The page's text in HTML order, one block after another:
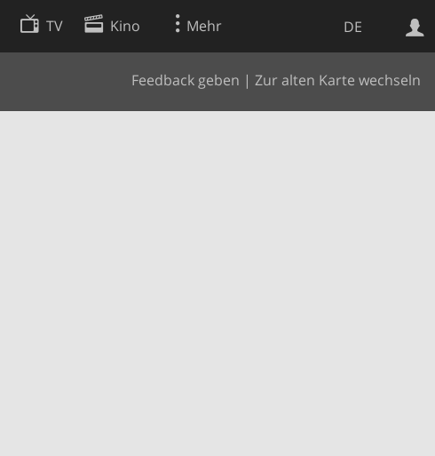
DE
TV Kino Mehr
Feedback geben | Zur alten Karte wechseln
Websuche